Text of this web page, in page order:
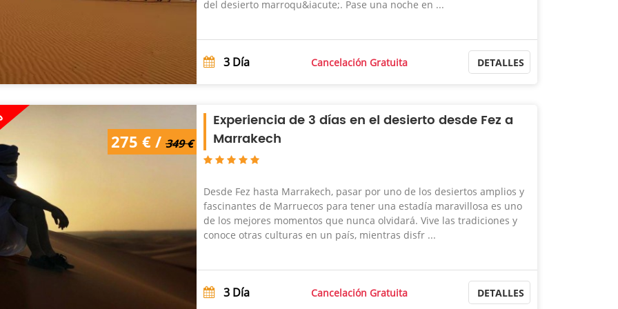
del desierto marroqu&iacute;. Pase una noche en ...
3 Día Cancelación Gratuita DETALLES
349 € / 275 €
275 € / 349 €
Experiencia de 3 días en el desierto desde Fez a
Marrakech
Desde Fez hasta Marrakech, pasar por uno de los desiertos amplios y
fascinantes de Marruecos para tener una estadía maravillosa es uno
de los mejores momentos que nunca olvidará. Vive las tradiciones y
conoce otras culturas en un país, mientras disfr ...
3 Día Cancelación Gratuita DETALLES